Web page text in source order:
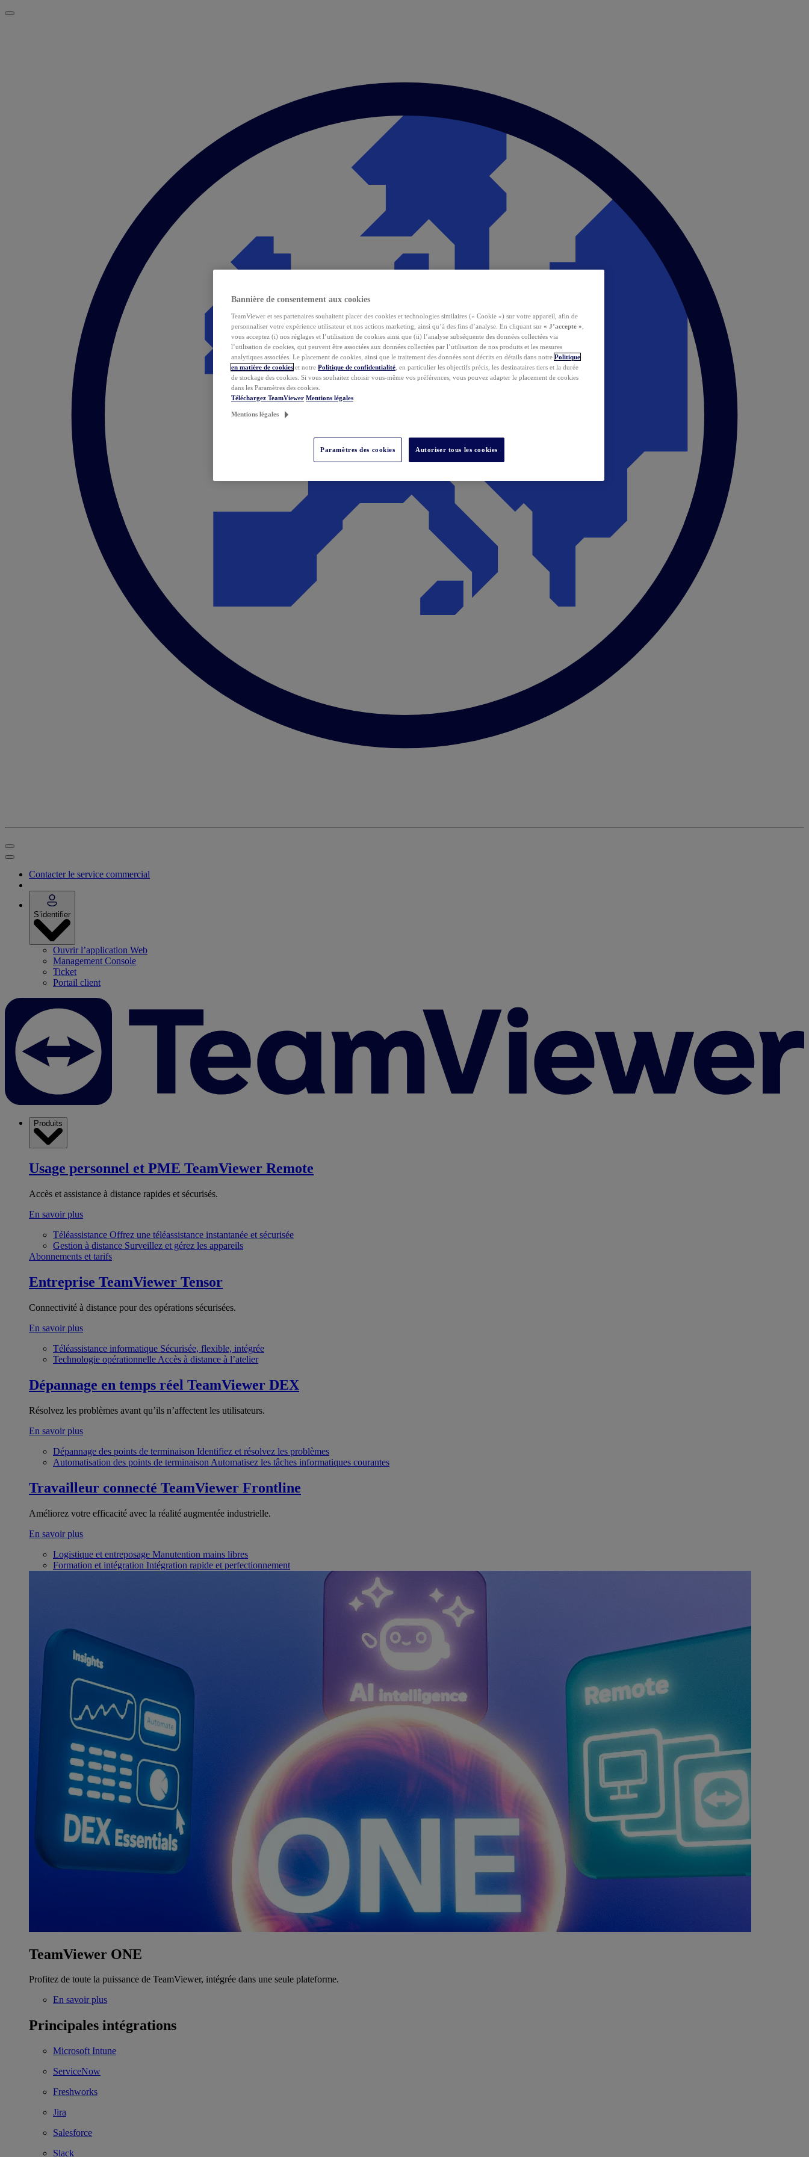
Contacter le service commercial
S’identifier
Ouvrir l’application Web
Management Console
Ticket
Portail client
Produits
Usage personnel et PME TeamViewer Remote
Accès et assistance à distance rapides et sécurisés.
En savoir plus
Téléassistance Offrez une téléassistance instantanée et sécurisée
Gestion à distance Surveillez et gérez les appareils
Abonnements et tarifs
Entreprise TeamViewer Tensor
Connectivité à distance pour des opérations sécurisées.
En savoir plus
Téléassistance informatique Sécurisée, flexible, intégrée
Technologie opérationnelle Accès à distance à l’atelier
Dépannage en temps réel TeamViewer DEX
Résolvez les problèmes avant qu’ils n’affectent les utilisateurs.
En savoir plus
Dépannage des points de terminaison Identifiez et résolvez les problèmes
Automatisation des points de terminaison Automatisez les tâches informatiques courantes
Travailleur connecté TeamViewer Frontline
Améliorez votre efficacité avec la réalité augmentée industrielle.
En savoir plus
Logistique et entreposage Manutention mains libres
Formation et intégration Intégration rapide et perfectionnement
TeamViewer ONE
Profitez de toute la puissance de TeamViewer, intégrée dans une seule plateforme.
En savoir plus
Principales intégrations
Microsoft Intune
ServiceNow
Freshworks
Jira
Salesforce
Slack
Bannière de consentement aux cookies
TeamViewer et ses partenaires souhaitent placer des cookies et technologies similaires (« Cookie ») sur votre appareil, afin de
personnaliser votre expérience utilisateur et nos actions marketing, ainsi qu’à des fins d’analyse. En cliquant sur « J’accepte »
vous acceptez (i) nos réglages et l’utilisation de cookies ainsi que (ii) l’analyse subséquente des données collectées via
l’utilisation de cookies, qui peuvent être associées aux données collectées par l’utilisation de nos produits et les mesures
analytiques associées. Le placement de cookies, ainsi que le traitement des données sont décrits en détails dans notre Politique
en matière de cookies et notre Politique de confidentialité , en particulier les objectifs précis, les destinataires tiers et la durée
de stockage des cookies. Si vous souhaitez choisir vous-même vos préférences, vous pouvez adapter le placement de cookies
dans les Paramètres des cookies.
Téléchargez TeamViewer Mentions légales
Mentions légales
Paramètres des cookies Autoriser tous les cookies